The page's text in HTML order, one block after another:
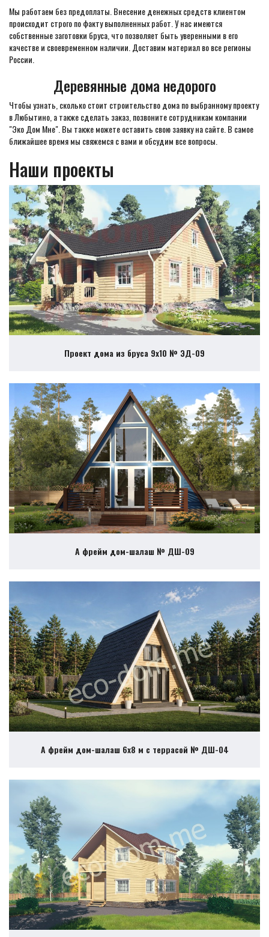
Мы работаем без предоплаты. Внесение денежных средств клиентом
происходит строго по факту выполненных работ. У нас имеются
собственные заготовки бруса, что позволяет быть уверенными в его
качестве и своевременном наличии. Доставим материал во все регионы
России.
Деревянные дома недорого
Чтобы узнать, сколько стоит строительство дома по выбранному проекту
в Любытино, а также сделать заказ, позвоните сотрудникам компании
"Эко Дом Мне". Вы также можете оставить свою заявку на сайте. В самое
ближайшее время мы свяжемся с вами и обсудим все вопросы.
Наши проекты
Проект дома из бруса 9х10 № ЭД-09
А фрейм дом-шалаш № ДШ-09
А фрейм дом-шалаш 6х8 м с террасой № ДШ-04